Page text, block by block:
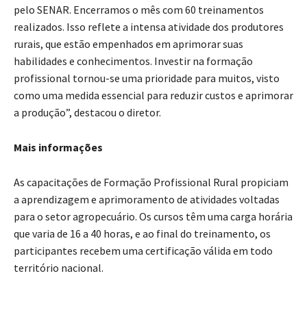
pelo SENAR. Encerramos o mês com 60 treinamentos
realizados. Isso reflete a intensa atividade dos produtores
rurais, que estão empenhados em aprimorar suas
habilidades e conhecimentos. Investir na formação
profissional tornou-se uma prioridade para muitos, visto
como uma medida essencial para reduzir custos e aprimorar
a produção”, destacou o diretor.
Mais informações
As capacitações de Formação Profissional Rural propiciam
a aprendizagem e aprimoramento de atividades voltadas
para o setor agropecuário. Os cursos têm uma carga horária
que varia de 16 a 40 horas, e ao final do treinamento, os
participantes recebem uma certificação válida em todo
território nacional.